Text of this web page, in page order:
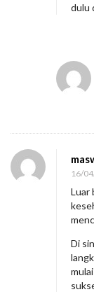
dulu
16/
Luar
Di